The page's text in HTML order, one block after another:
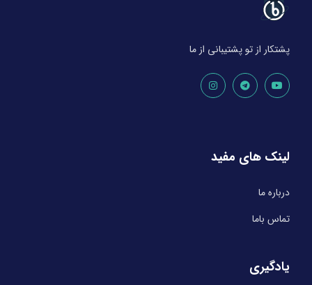
پشتکار از تو پشتیبانی از ما
لینک های مفید
درباره ما
تماس باما
یادگیری